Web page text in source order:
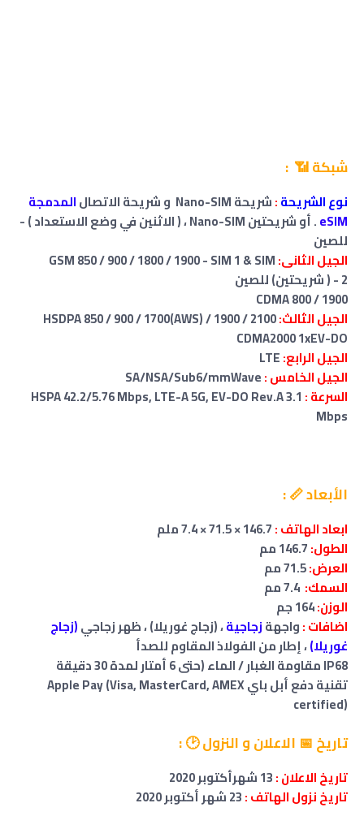
شبكة 📶 :
نوع الشريحة:شريحة Nano-SIM و شريحة الاتصال
المدمجة
eSIM
. أو شريحتين Nano-SIM ، ( الاثنين في وضع الاستعداد ) -
للصين
الجيل الثانى:GSM 850 / 900 / 1800 / 1900 - SIM 1 & SIM
2
-
(شريحتين)للصين
CDMA 800 / 1900
الجيل الثالث:
CDMA2000 1xEV-DO
الجيل الرابع:
الجيل الخامس :SA/NSA/Sub6/mmWave
السرعة : HSPA 42.2/5.76 Mbps, LTE-A 5G, EV-DO Rev.A 3.1
Mbps
الأبعاد 📏 :
ابعاد الهاتف :
الطول:
العرض:
السمك:
الوزن:
اضافات :واجهةزجاجية، (زجاج غوريلا) ، ظهر زجاجي(زجاج
غوريلا)، إطار من الفولاذ المقاوم للصدأ
IP68 مقاومة الغبار / الماء (حتى 6 أمتار لمدة 30 دقيقة
تقنية دفع أبل باي Apple Pay (Visa, MasterCard, AMEX
certified)
تاريخ 📅 الاعلان و النزول 🕑 :
تاريخ الاعلان :
تاريخ نزول الهاتف :23شهرأكتوبر